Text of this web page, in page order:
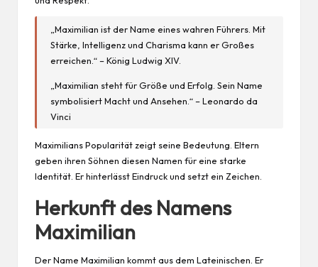
„Maximilian ist der Name eines wahren Führers. Mit
Stärke, Intelligenz und Charisma kann er Großes
erreichen.“ – König Ludwig XIV.
„Maximilian steht für Größe und Erfolg. Sein Name
symbolisiert Macht und Ansehen.“ – Leonardo da
Vinci
Maximilians Popularität zeigt seine Bedeutung. Eltern
geben ihren Söhnen diesen Namen für eine starke
Identität. Er hinterlässt Eindruck und setzt ein Zeichen.
Herkunft des Namens
Maximilian
Der Name Maximilian kommt aus dem Lateinischen. Er